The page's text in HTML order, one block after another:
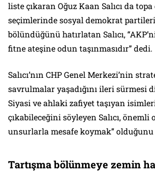
liste çıkaran Oğuz Kaan Salıcı da
seçimlerinde sosyal demokrat
bölündüğünü hatırlatan Salıcı,
fitne ateşine odun taşınmasıdır” dedi.
Salıcı’nın CHP Genel Merkezi’nin
savrulmalar yaşadığını ileri sürmesi
Siyasi ve ahlaki zafiyet taşıyan
çıkabileceğini söyleyen Salıcı, önemli
unsurlarla mesafe koymak”
Tartışma bölünmeye zemin